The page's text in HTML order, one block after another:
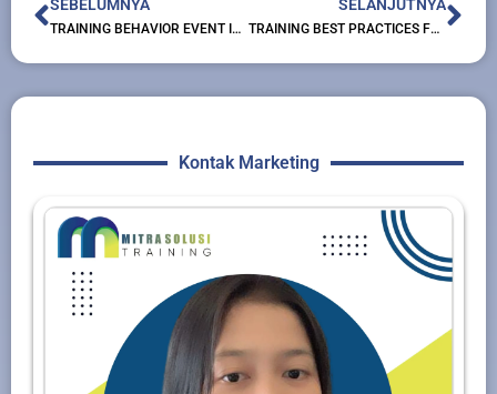
SEBELUMNYA
TRAINING BEHAVIOR EVENT INTERVIEW TECHNIQU
SELANJUTNYA
TRAINING BEST PRACTICES FOR PERSONNEL & HR ASSISTANTS
Kontak Marketing